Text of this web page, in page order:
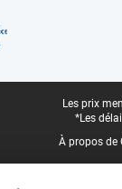
Les prix
*Les
À propos de